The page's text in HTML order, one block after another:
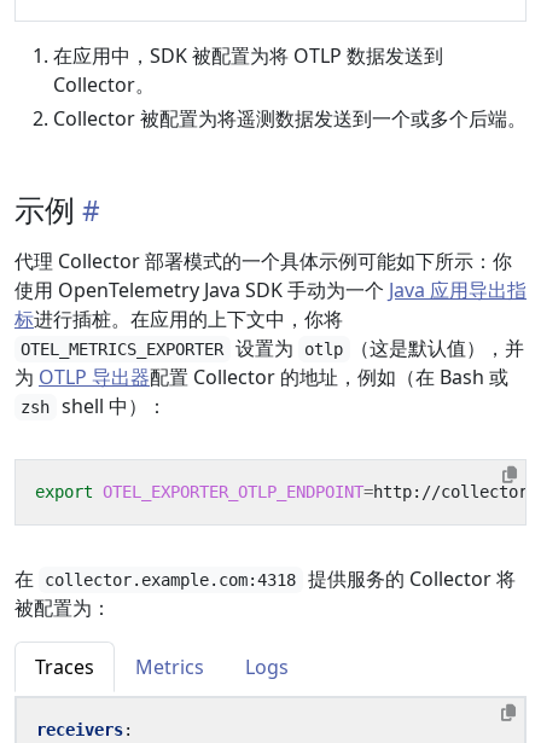
在应用中，SDK 被配置为将 OTLP 数据发送到
Collector。
Collector 被配置为将遥测数据发送到一个或多个后端。
示例
代理 Collector 部署模式的一个具体示例可能如下所示：你
使用 OpenTelemetry Java SDK 手动为一个 Java 应用导出指
标进行插桩。在应用的上下文中，你将
OTEL_METRICS_EXPORTER 设置为 otlp
（这是默认值），并
为 OTLP 导出器配置 Collector 的地址，例如（在 Bash 或
zsh shell 中）：
export OTEL_EXPORTER_OTLP_ENDPOINT=
在 collector.example.com:4318
提供服务的 Collector 将
被配置为：
Traces Metrics Logs
receivers: